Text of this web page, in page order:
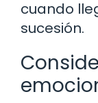
cuando
sucesión.